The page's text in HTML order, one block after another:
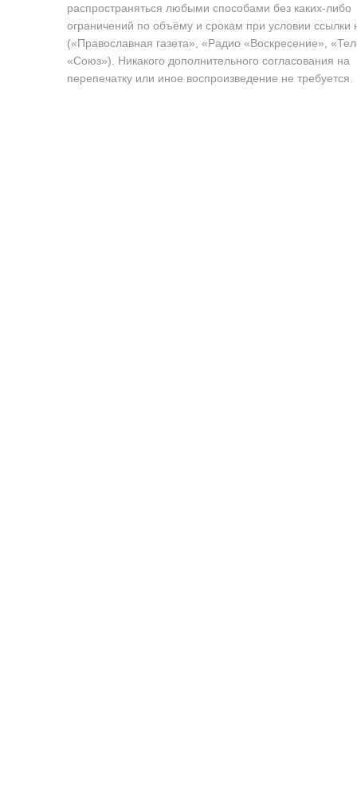
распространяться любыми способами без каких-либо
ограничений по объёму и срокам при условии ссылки
(«Православная газета», «Радио «Воскресение»,
«Союз»). Никакого дополнительного согласования на
перепечатку или иное воспроизведение не требуется.